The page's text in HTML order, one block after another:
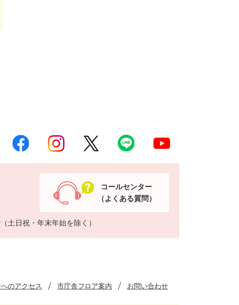
土日祝・年末年始を除く）
コールセンター
（よくある質問）
のアクセス 市庁舎フロア案内 お問い合わせ